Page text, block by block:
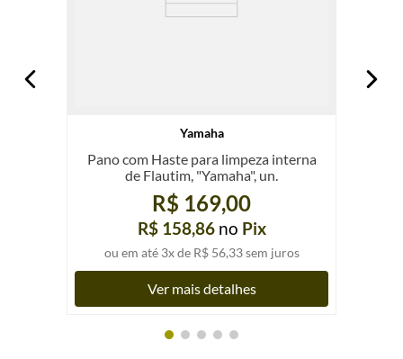
Yamaha
Pano com Haste para limpeza interna
de Flautim, "Yamaha", un.
R$ 169,00
R$ 158,86 no Pix
ou em até 3x de R$ 56,33sem juros
Ver mais detalhes